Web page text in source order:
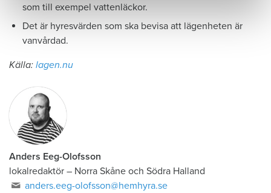
som till exempel vattenläckor.
Det är hyresvärden som ska bevisa att lägenheten är
vanvårdad.
Källa: lagen.nu
Anders Eeg-Olofsson
lokalredaktör – Norra Skåne och Södra Halland
anders.eeg-olofsson@hemhyra.se